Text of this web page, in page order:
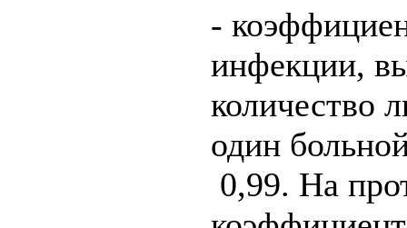
-
инфекции,
количество
один
0,99. На